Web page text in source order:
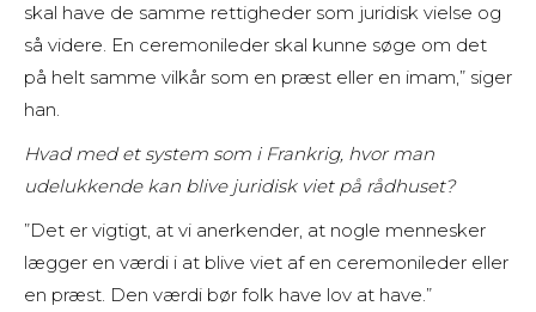
skal have de samme rettigheder som juridisk vielse og
så videre. En ceremonileder skal kunne søge om det
på helt samme vilkår som en præst eller en imam,” siger
han.
Hvad med et system som i Frankrig, hvor man
udelukkende kan blive juridisk viet på rådhuset?
”Det er vigtigt, at vi anerkender, at nogle mennesker
lægger en værdi i at blive viet af en ceremonileder eller
en præst. Den værdi bør folk have lov at have.”